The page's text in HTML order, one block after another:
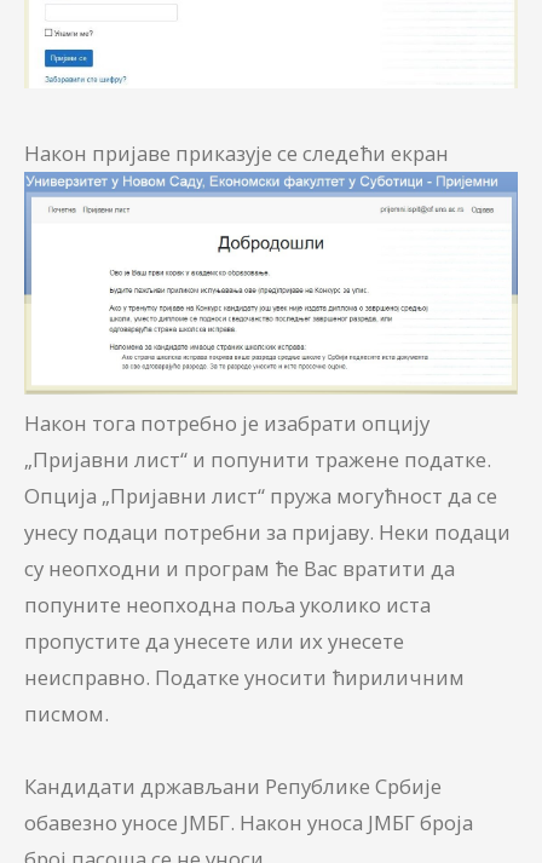
Након пријаве приказује се следећи екран
Након тога потребно је изабрати опцију
„Пријавни лист“ и попунити тражене податке.
Опција „Пријавни лист“ пружа могућност да се
унесу подаци потребни за пријаву. Неки подаци
су неопходни и програм ће Вас вратити да
попуните неопходна поља уколико иста
пропустите да унесете или их унесете
неисправно. Податке уносити ћириличним
писмом.
Кандидати држављани Републике Србије
обавезно уносе ЈМБГ. Након уноса ЈМБГ броја